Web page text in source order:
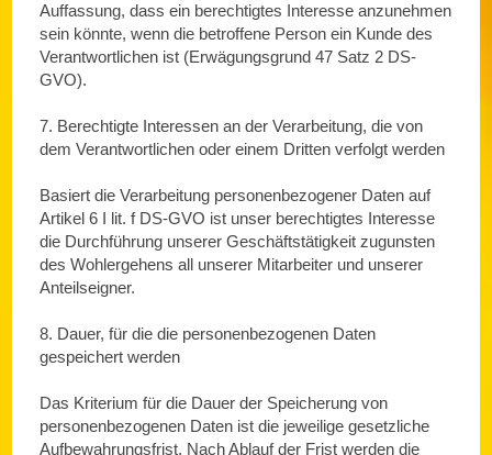
Auffassung, dass ein berechtigtes Interesse anzunehmen
sein könnte, wenn die betroffene Person ein Kunde des
Verantwortlichen ist (Erwägungsgrund 47 Satz 2 DS-
GVO).
7. Berechtigte Interessen an der Verarbeitung, die von
dem Verantwortlichen oder einem Dritten verfolgt werden
Basiert die Verarbeitung personenbezogener Daten auf
Artikel 6 I lit. f DS-GVO ist unser berechtigtes Interesse
die Durchführung unserer Geschäftstätigkeit zugunsten
des Wohlergehens all unserer Mitarbeiter und unserer
Anteilseigner.
8. Dauer, für die die personenbezogenen Daten
gespeichert werden
Das Kriterium für die Dauer der Speicherung von
personenbezogenen Daten ist die jeweilige gesetzliche
Aufbewahrungsfrist. Nach Ablauf der Frist werden die